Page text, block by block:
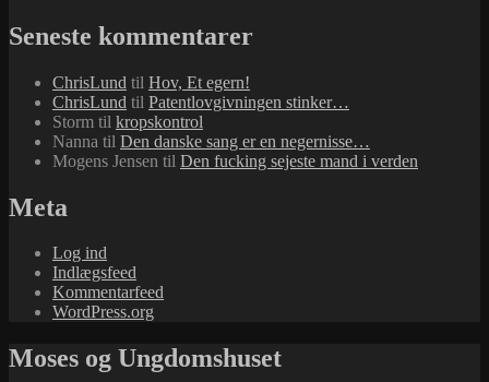
Seneste kommentarer
ChrisLund til Hov, Et egern!
ChrisLund til Patentlovgivningen stinker…
Storm til kropskontrol
Nanna til Den danske sang er en negernisse…
Mogens Jensen til Den fucking sejeste mand i verden
Meta
Log ind
Indlægsfeed
Kommentarfeed
WordPress.org
Moses og Ungdomshuset